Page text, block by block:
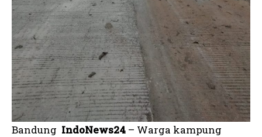
Bandung IndoNews24 – Warga kampung